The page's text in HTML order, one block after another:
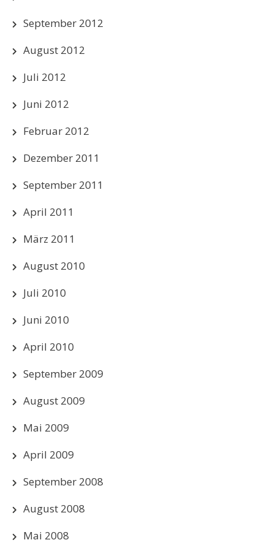
September 2012
August 2012
Juli 2012
Juni 2012
Februar 2012
Dezember 2011
September 2011
April 2011
März 2011
August 2010
Juli 2010
Juni 2010
April 2010
September 2009
August 2009
Mai 2009
April 2009
September 2008
August 2008
Mai 2008